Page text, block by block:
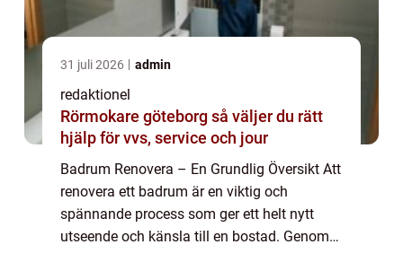
31 juli 2026 admin
redaktionel
Rörmokare göteborg så väljer du rätt
hjälp för vvs, service och jour
Badrum Renovera – En Grundlig Översikt Att
renovera ett badrum är en viktig och
spännande process som ger ett helt nytt
utseende och känsla till en bostad. Genom